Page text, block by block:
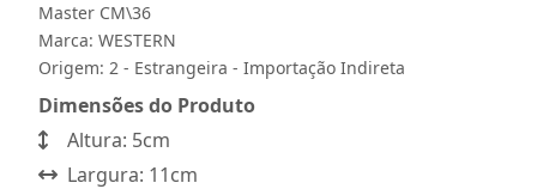
Master CM\36
Marca: WESTERN
Origem: 2 - Estrangeira - Importação Indireta
Dimensões do Produto
Altura: 5cm
Largura: 11cm